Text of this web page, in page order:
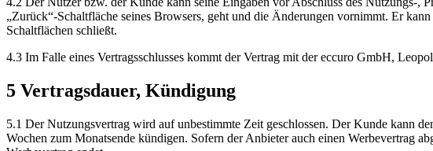
„Zurück“-Schaltfläche seines Browsers, geht und die Änderungen vornimmt. Er
Schaltflächen schließt.
4.3 Im Falle eines Vertragsschlusses kommt der Vertrag mit der eccuro GmbH,
5 Vertragsdauer, Kündigung
5.1 Der Nutzungsvertrag wird auf unbestimmte Zeit geschlossen. Der Kunde kann
Wochen zum Monatsende kündigen. Sofern der Anbieter auch einen Werbevertrag